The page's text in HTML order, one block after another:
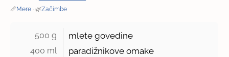
📏Mere · 🌿Začimbe
500 g mlete govedine
400 ml paradižnikove omake